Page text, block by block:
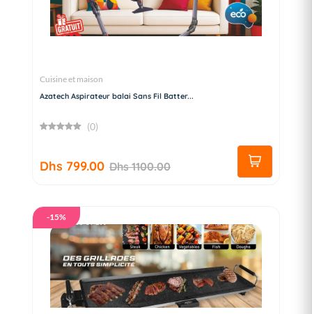
Cuisine et maison
Azatech Aspirateur balai Sans Fil Batter...
(0)
Dhs 799.00 Dhs 1100.00
-15%